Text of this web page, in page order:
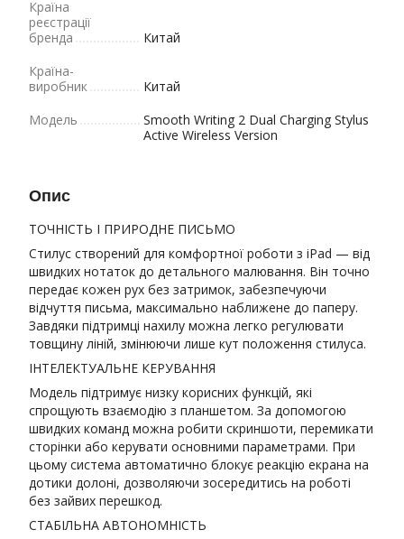
Країна
реєстрації
бренда
Китай
Країна-
виробник
Китай
Модель
Smooth Writing 2 Dual Charging Stylus
Active Wireless Version
Опис
ТОЧНІСТЬ І ПРИРОДНЕ ПИСЬМО
Стилус створений для комфортної роботи з iPad — від
швидких нотаток до детального малювання. Він точно
передає кожен рух без затримок, забезпечуючи
відчуття письма, максимально наближене до паперу.
Завдяки підтримці нахилу можна легко регулювати
товщину ліній, змінюючи лише кут положення стилуса.
ІНТЕЛЕКТУАЛЬНЕ КЕРУВАННЯ
Модель підтримує низку корисних функцій, які
спрощують взаємодію з планшетом. За допомогою
швидких команд можна робити скриншоти, перемикати
сторінки або керувати основними параметрами. При
цьому система автоматично блокує реакцію екрана на
дотики долоні, дозволяючи зосередитись на роботі
без зайвих перешкод.
СТАБІЛЬНА АВТОНОМНІСТЬ